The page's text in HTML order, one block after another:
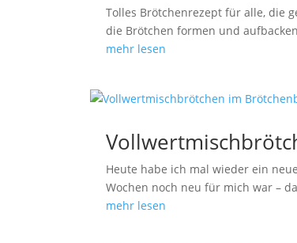
Tolles Brötchenrezept für alle, die
die Brötchen formen und
mehr lesen
Heute habe ich mal wieder ein
Wochen noch neu für mich war –
mehr lesen